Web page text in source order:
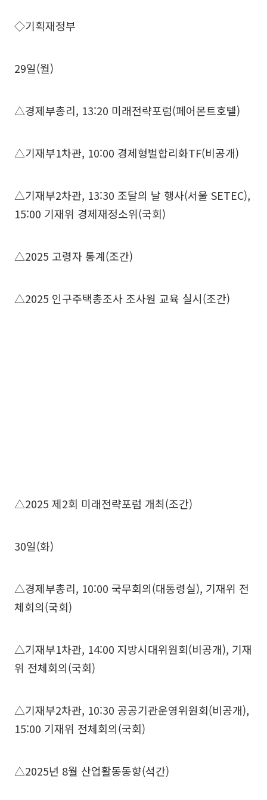
◇기획재정부
29일(월)
△경제부총리, 13:20 미래전략포럼(페어몬트호텔)
△기재부1차관, 10:00 경제형벌합리화TF(비공개)
△기재부2차관, 13:30 조달의 날 행사(서울 SETEC),
15:00 기재위 경제재정소위(국회)
△2025 고령자 통계(조간)
△2025 인구주택총조사 조사원 교육 실시(조간)
△2025 제2회 미래전략포럼 개최(조간)
30일(화)
△경제부총리, 10:00 국무회의(대통령실), 기재위 전
체회의(국회)
△기재부1차관, 14:00 지방시대위원회(비공개), 기재
위 전체회의(국회)
△기재부2차관, 10:30 공공기관운영위원회(비공개),
15:00 기재위 전체회의(국회)
△2025년 8월 산업활동동향(석간)